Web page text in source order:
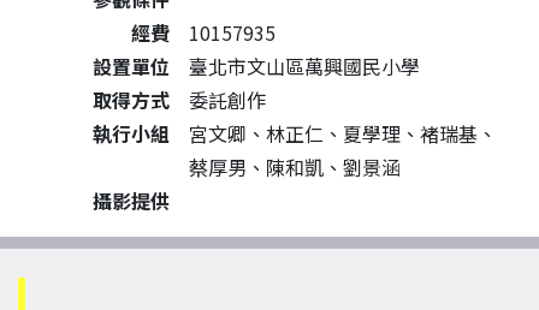
經費
10157935
設置單位
臺北市文山區萬興國民小學
取得方式
委託創作
執行小組
宮文卿、林正仁、夏學理、褚瑞基、
蔡厚男、陳和凱、劉景涵
攝影提供